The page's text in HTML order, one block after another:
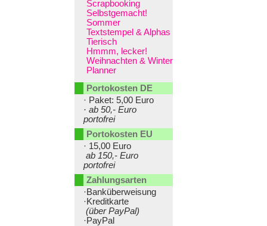
Scrapbooking
Selbstgemacht!
Sommer
Textstempel & Alphas
Tierisch
Hmmm, lecker!
Weihnachten & Winter
Planner
Portokosten DE
· Paket: 5,00 Euro
· ab 50,- Euro
portofrei
Portokosten EU
· 15,00 Euro
ab 150,- Euro
portofrei
Zahlungsarten
·Banküberweisung
·Kreditkarte
(über PayPal)
·PayPal